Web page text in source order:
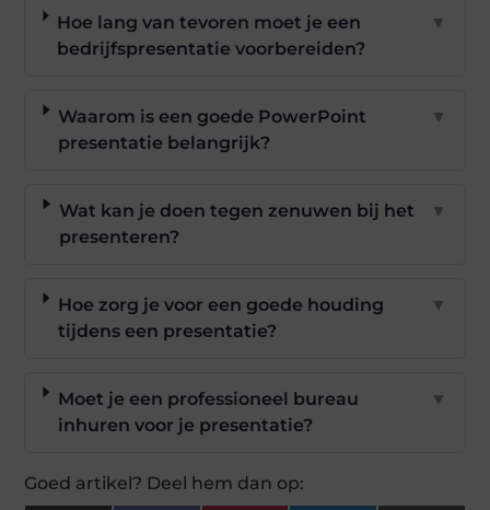
Hoe lang van tevoren moet je een
bedrijfspresentatie voorbereiden?
▼
Waarom is een goede PowerPoint
presentatie belangrijk?
▼
Wat kan je doen tegen zenuwen bij het
presenteren?
▼
Hoe zorg je voor een goede houding
tijdens een presentatie?
▼
Moet je een professioneel bureau
inhuren voor je presentatie?
▼
Goed artikel? Deel hem dan op: